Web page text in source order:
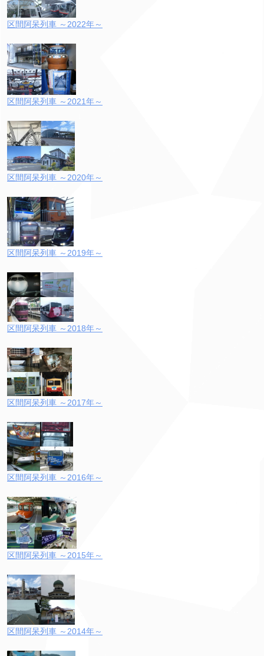
区間阿呆列車 ～2022年～
区間阿呆列車 ～2021年～
区間阿呆列車 ～2020年～
区間阿呆列車 ～2019年～
区間阿呆列車 ～2018年～
区間阿呆列車 ～2017年～
区間阿呆列車 ～2016年～
区間阿呆列車 ～2015年～
区間阿呆列車 ～2014年～